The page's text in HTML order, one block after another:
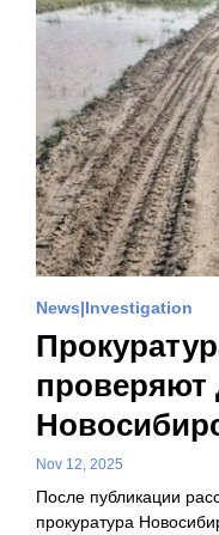
News Investigation
проверяют
Nov 12, 2025
После публикации
прокуратура